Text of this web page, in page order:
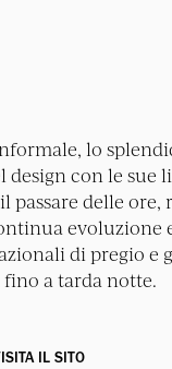
lo
con le sue
delle ore,
evoluzione
di pregio e
a tarda notte.
IL SITO